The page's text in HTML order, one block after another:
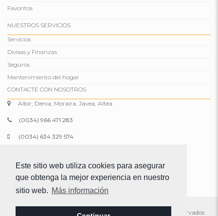
Este sitio web utiliza cookies para asegurar
que obtenga la mejor experiencia en nuestro
sitio web. Más información
Favoritos
NUESTROS SERVICIOS
Servicios
Divisas y Finanzas
Seguros
Mantenimiento del hogar
CONTACTE CON NOSOTROS
Albir, Denia, Moraira, Javea, Altea
(0034) 966 471 283
(0034) 634 329 574
www.comparepropertiesspain.com
© 2026 Compare Properties Spain S.L. Todos los derechos reservados